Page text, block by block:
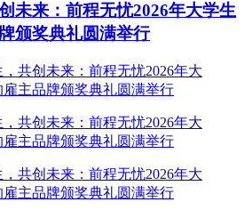
未来：前程无忧2026年大学生
颁奖典礼圆满举行